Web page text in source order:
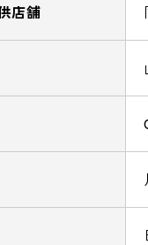
店舗